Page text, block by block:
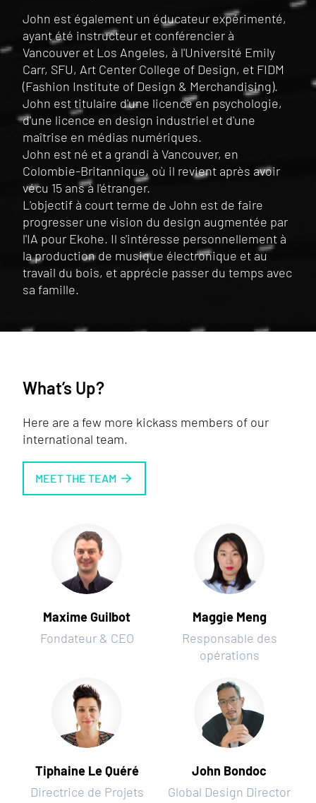
John est également un éducateur expérimenté,
ayant été instructeur et conférencier à
Vancouver et Los Angeles, à l'Université Emily
Carr, SFU, Art Center College of Design, et FIDM
(Fashion Institute of Design & Merchandising).
John est titulaire d'une licence en psychologie,
d'une licence en design industriel et d'une
maîtrise en médias numériques.
John est né et a grandi à Vancouver, en
Colombie-Britannique, où il revient après avoir
vécu 15 ans à l'étranger.
L'objectif à court terme de John est de faire
progresser une vision du design augmentée par
l'IA pour Ekohe. Il s'intéresse personnellement à
la production de musique électronique et au
travail du bois, et apprécie passer du temps avec
sa famille.
What’s Up?
Here are a few more kickass members of our
international team.
MEET THE TEAM
Maxime Guilbot
Fondateur & CEO
Maggie Meng
Responsable des
opérations
Tiphaine Le Quéré
Directrice de Projets
John Bondoc
Global Design Director